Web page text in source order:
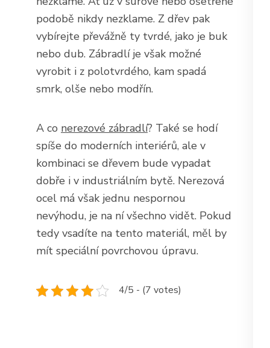
podobě nikdy nezklame. Z dřev pak
vybírejte převážně ty tvrdé, jako je buk
nebo dub. Zábradlí je však možné
vyrobit i z polotvrdého, kam spadá
smrk, olše nebo modřín.
A co nerezové zábradlí? Také se hodí
spíše do moderních interiérů, ale v
kombinaci se dřevem bude vypadat
dobře i v industriálním bytě. Nerezová
ocel má však jednu nespornou
nevýhodu, je na ní všechno vidět. Pokud
tedy vsadíte na tento materiál, měl by
mít speciální povrchovou úpravu.
4/5 - (7 votes)